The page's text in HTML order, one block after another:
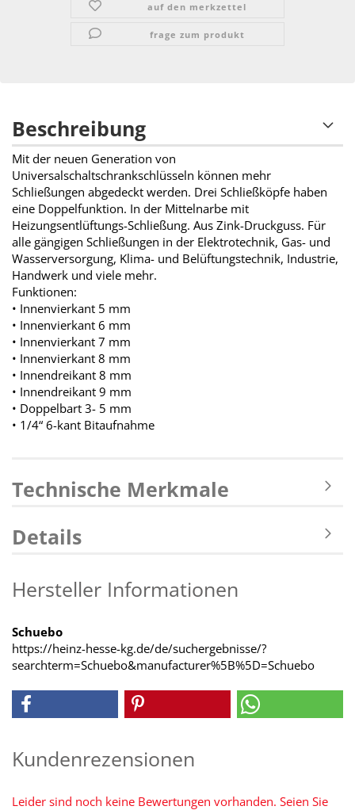
auf den merkzettel
frage zum produkt
Beschreibung
Mit der neuen Generation von
Universalschaltschrankschlüsseln können mehr
Schließungen abgedeckt werden. Drei Schließköpfe haben
eine Doppelfunktion. In der Mittelnarbe mit
Heizungsentlüftungs-Schließung. Aus Zink-Druckguss. Für
alle gängigen Schließungen in der Elektrotechnik, Gas- und
Wasserversorgung, Klima- und Belüftungstechnik, Industrie,
Handwerk und viele mehr.
Funktionen:
• Innenvierkant 5 mm
• Innenvierkant 6 mm
• Innenvierkant 7 mm
• Innenvierkant 8 mm
• Innendreikant 8 mm
• Innendreikant 9 mm
• Doppelbart 3- 5 mm
• 1/4“ 6-kant Bitaufnahme
Technische Merkmale
Details
Hersteller Informationen
Schuebo
https://heinz-hesse-kg.de/de/suchergebnisse/?
searchterm=Schuebo&manufacturer%5B%5D=Schuebo
Kundenrezensionen
Leider sind noch keine Bewertungen vorhanden. Seien Sie